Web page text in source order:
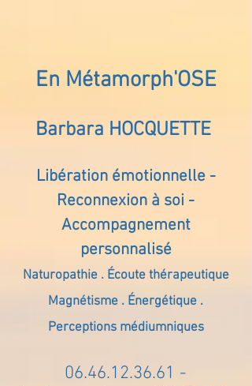
En Métamorph'OSE
Barbara HOCQUETTE
Libération émotionnelle -
Reconnexion à soi -
Accompagnement
personnalisé
Naturopathie . Écoute thérapeutique
Magnétisme . Énergétique .
Perceptions médiumniques
06.46.12.36.61 -